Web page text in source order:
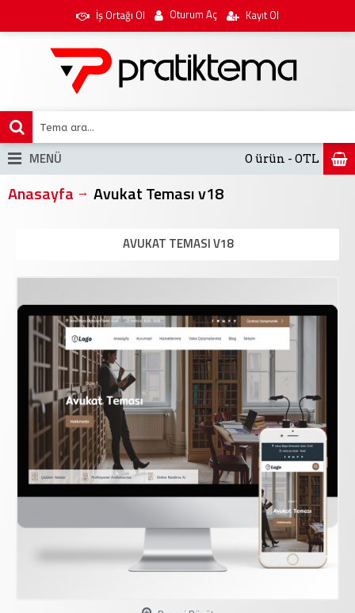
İş Ortağı Ol Oturum Aç Kayıt Ol
0 ürün - 0TL
MENÜ
Anasayfa Avukat Teması v18
AVUKAT TEMASI V18